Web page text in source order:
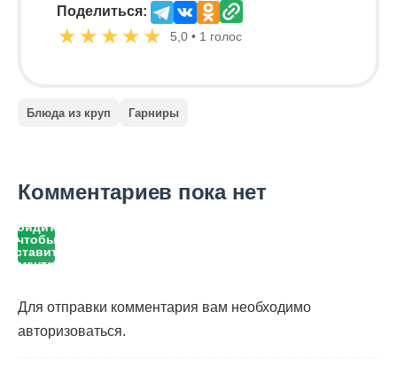
Поделиться:
★ ★ ★ ★ ★ 5,0 • 1 голос
Блюда из круп Гарниры
Комментариев пока нет
Войдите,
чтобы
оставить
Для отправки комментария вам необходимо
авторизоваться.